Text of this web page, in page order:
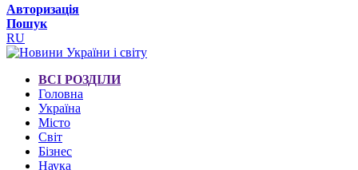
Авторизація
Пошук
RU
ВСІ РОЗДІЛИ
Головна
Україна
Місто
Світ
Бізнес
Наука